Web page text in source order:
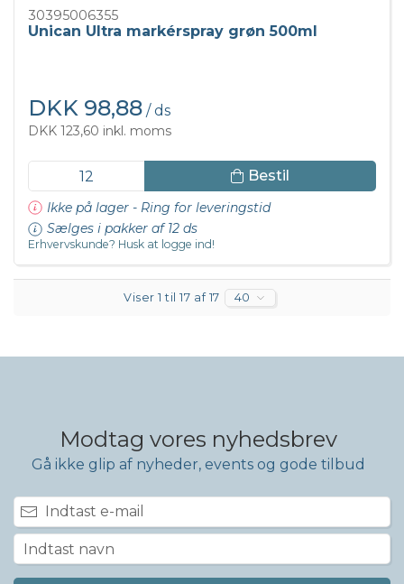
30395006355
Unican Ultra markérspray grøn 500ml
DKK 98,88 / ds
DKK 123,60 inkl. moms
Bestil
Ikke på lager - Ring for leveringstid
Sælges i pakker af 12 ds
Erhvervskunde? Husk at logge ind!
Viser 1 til 17 af 17 40
Modtag vores nyhedsbrev
Gå ikke glip af nyheder, events og gode tilbud